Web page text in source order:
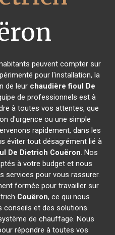
peuvent compter sur
pour l'installation, la
de leur chaudière fioul De
de professionnels est à
à toutes vos attentes, que
d'urgence ou une simple
rapidement, dans les
éviter tout désagrément lié à
De Dietrich Couëron. Nos
à votre budget et nous
services pour vous rassurer.
formée pour travailler sur
Couëron, ce qui nous
conseils et des solutions
de chauffage. Nous
répondre à toutes vos